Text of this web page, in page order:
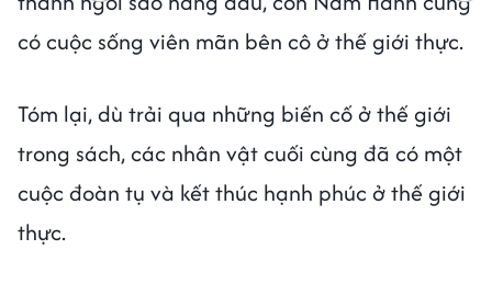
có cuộc sống viên mãn bên cô ở thế giới thực.
Tóm lại, dù trải qua những biến cố ở thế giới
trong sách, các nhân vật cuối cùng đã có một
cuộc đoàn tụ và kết thúc hạnh phúc ở thế giới
thực.